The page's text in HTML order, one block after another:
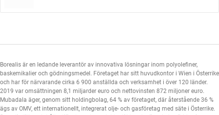
Borealis är en ledande leverantör av innovativa lösningar inom polyolefiner,
baskemikalier och gödningsmedel. Företaget har sitt huvudkontor i Wien i Österrike
och har för närvarande cirka 6 900 anställda och verksamhet i över 120 länder.
2019 var omsättningen 8,1 miljarder euro och nettovinsten 872 miljoner euro.
Mubadala äger, genom sitt holdingbolag, 64 % av företaget, där återstående 36 %
ägs av OMV, ett internationellt, integrerat olje- och gasföretag med säte i Österrike.